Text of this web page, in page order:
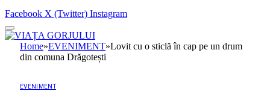
Facebook X (Twitter) Instagram
Home»EVENIMENT»Lovit cu o sticlă în cap pe un drum
din comuna Drăgotești
EVENIMENT